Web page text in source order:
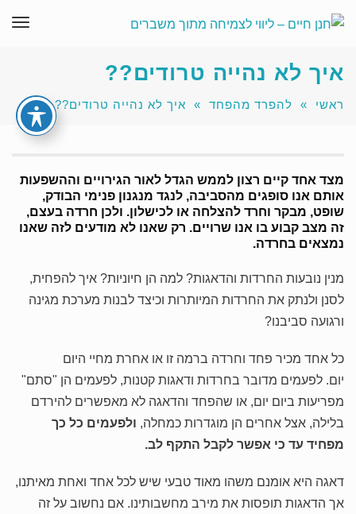
איך לא נהייה טרודים??
ראשי » להפרד מהפחד » איך לא נהייה טרודים??
מצד אחד קיים רצון לממש הגדל לאור הגירויים וההשפעות
אותם אנו סופגים מהסביבה, לנגד מנגנון פנימי הבודק,
שופט, מבקר וחרד להצלחה או לכישלון. ולכן חרדה בעצם,
זה מצב קבוע בו אנו שרויים. רק שאנו לא מודעים לזה שאנו
נמצאים בחרדה.
מנין נובעות החרדות והדאגות? למה הן חיוניות? איך להפחית,
לסנן ולנתק את החרדות המיותרות וכיצד לבנות מערכת מגינה
ורגועה סביבנו?
כל אחד מכיר פחד וחרדה ברמה זו או אחרת מחיי היום
יום. לפעמים מדובר בחרדות ודאגות קטנות, לפעמים הן "סתם"
מפריעות ביום יום, או שהפחד והדאגה לא מאפשרים להירדם
בלילה, אצל אחרים הן מוגדרות כמחלה, ולפעמים כל כך
מפחיד עד כי אפשר לקבל התקף לב.
דאגה היא אומנם משהו מאוד טבעי שיש לכל אחד ואחת מאיתנו,
אך הדאגות תופסות את מירב מחשבותינו. אם נחשוב על זה